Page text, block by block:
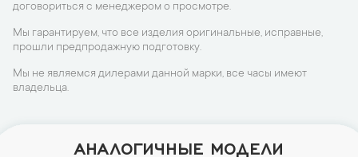
договориться с менеджером о просмотре.
Мы гарантируем, что все изделия оригинальные, исправные,
прошли предпродажную подготовку.
Мы не являемся дилерами данной марки, все часы имеют
владельца.
АНАЛОГИЧНЫЕ МОДЕЛИ